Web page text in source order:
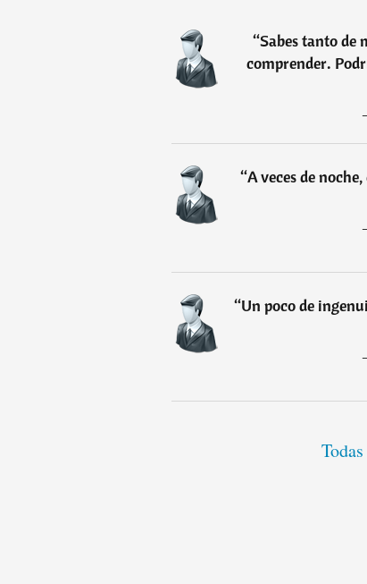
“Sabes tanto de
comprender.
“A veces de
“Un poco de